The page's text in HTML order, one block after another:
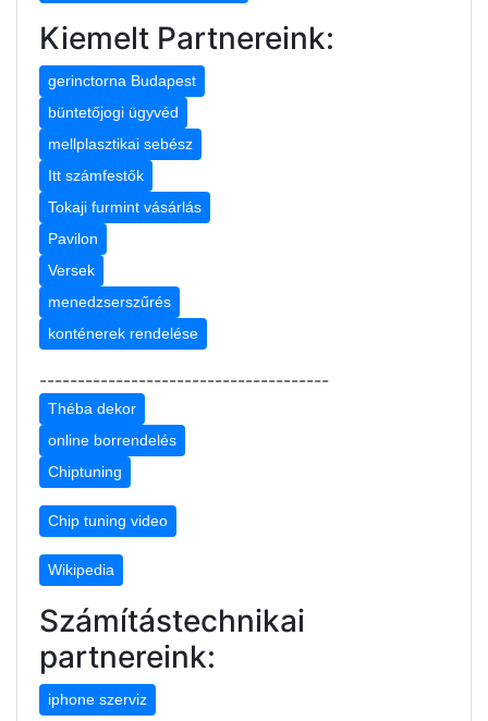
Kiemelt Partnereink:
gerinctorna Budapest
büntetőjogi ügyvéd
mellplasztikai sebész
Itt számfestők
Tokaji furmint vásárlás
Pavilon
Versek
menedzserszűrés
konténerek rendelése
--------------------------------------
Théba dekor
online borrendelés
Chiptuning
Chip tuning video
Wikipedia
Számítástechnikai
partnereink:
iphone szerviz